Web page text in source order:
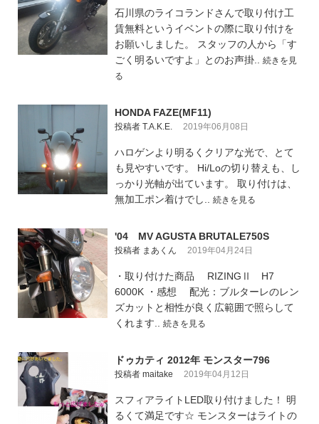
石川県のライコランドさんで取り付け工
賃無料というイベントの際に取り付けを
お願いしました。 スタッフの人から「す
ごく明るいですよ」とのお声掛.. 続きを見
る
HONDA FAZE(MF11)
投稿者 T.A.K.E. 2019年06月08日
ハロゲンより明るくクリアな光で、とて
も見やすいです。 Hi/Loの切り替えも、し
っかり光軸が出ています。 取り付けは、
無加工ポン着けでし.. 続きを見る
'04 MV AGUSTA BRUTALE750S
投稿者 まあくん 2019年04月24日
・取り付けた商品 RIZINGⅡ H7
6000K ・感想 配光：ブルターレのレン
ズカットと相性が良く広範囲で照らして
くれます.. 続きを見る
ドゥカティ 2012年 モンスター796
投稿者 maitake 2019年04月12日
スフィアライトLED取り付けました！ 明
るくて満足です☆ モンスターはライトの